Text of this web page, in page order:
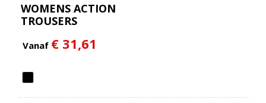
WOMENS ACTION
TROUSERS
Vanaf € 31,61